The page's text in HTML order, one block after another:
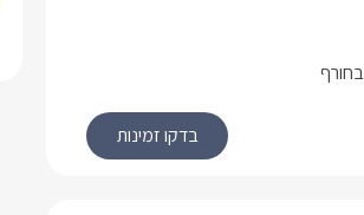
שלמולה
טלוויזיה חדישה מחוברת לכבלי YES ואנטרנט